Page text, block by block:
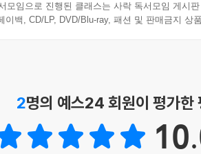
모임으로 진행된 클래스는 사락 독서모임 게시
이백, CD/LP, DVD/Blu-ray, 패션 및 판매금지 상
2명의 예스24 회원이 평가한